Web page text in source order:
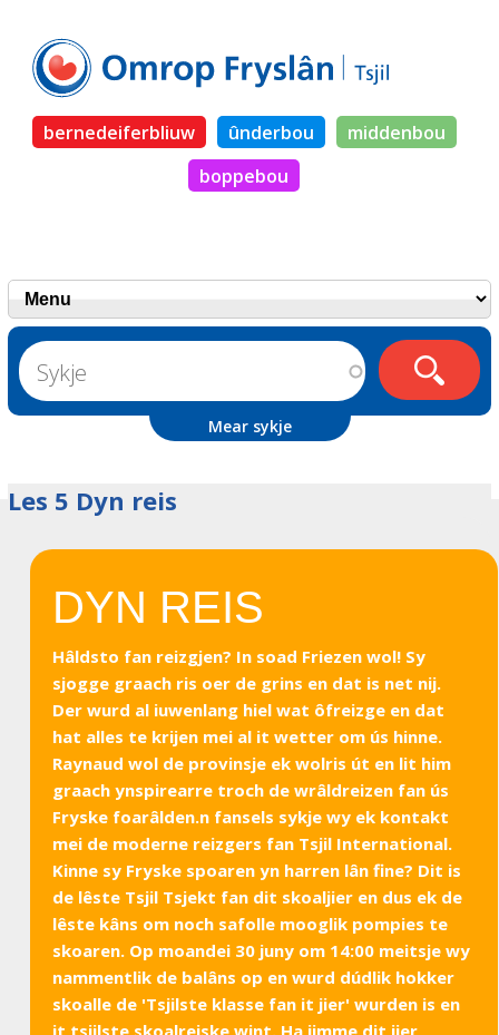
bernedeiferbliuw ûnderbou
middenbou
boppebou
Mear sykje
Les 5 Dyn reis
DYN REIS
Hâldsto fan reizgjen? In soad Friezen wol! Sy
sjogge graach ris oer de grins en dat is net nij.
Der wurd al iuwenlang hiel wat ôfreizge en dat
hat alles te krijen mei al it wetter om ús hinne.
Raynaud wol de provinsje ek wolris út en lit him
graach ynspirearre troch de wrâldreizen fan ús
Fryske foarâlden.n fansels sykje wy ek kontakt
mei de moderne reizgers fan Tsjil International.
Kinne sy Fryske spoaren yn harren lân fine? Dit is
de lêste Tsjil Tsjekt fan dit skoaljier en dus ek de
lêste kâns om noch safolle mooglik pompies te
skoaren. Op moandei 30 juny om 14:00 meitsje wy
nammentlik de balâns op en wurd dúdlik hokker
skoalle de 'Tsjilste klasse fan it jier' wurden is en
it tsjilste skoalreiske wint. Ha jimme dit jier